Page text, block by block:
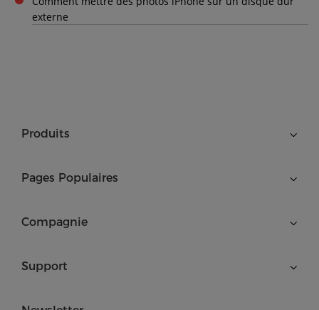
externe
Produits
Pages Populaires
Compagnie
Support